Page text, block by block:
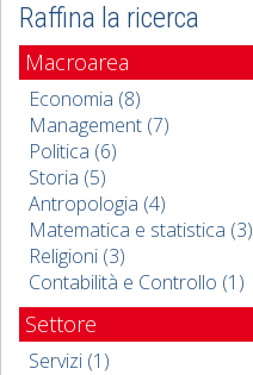
Raffina la ricerca
Macroarea
Economia (8)
Management (7)
Politica (6)
Storia (5)
Antropologia (4)
Matematica e statistica (3)
Religioni (3)
Contabilità e Controllo (1)
Settore
Servizi (1)